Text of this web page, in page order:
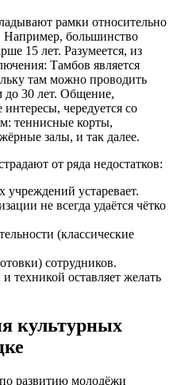
рамки относительно
большинство
15 лет. Разумеется, из
Тамбов является
там можно проводить
до 30 лет. Общение,
чередуется со
теннисные корты,
залы, и так далее.
от ряда недостатков:
учреждений устаревает.
не всегда удаётся чётко
(классические
сотрудников.
техникой оставляет желать
культурных
развитию молодёжи